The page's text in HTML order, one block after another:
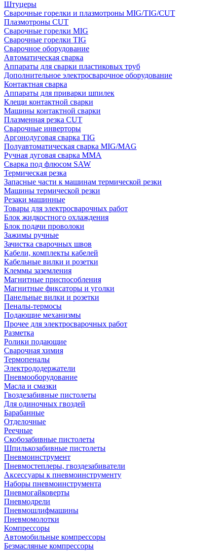
Штуцеры
Сварочные горелки и плазмотроны MIG/TIG/CUT
Плазмотроны CUT
Сварочные горелки MIG
Сварочные горелки TIG
Сварочное оборудование
Автоматическая сварка
Аппараты для сварки пластиковых труб
Дополнительное электросварочное оборудование
Контактная сварка
Аппараты для приварки шпилек
Клещи контактной сварки
Машины контактной сварки
Плазменная резка CUT
Сварочные инверторы
Аргонодуговая сварка TIG
Полуавтоматическая сварка MIG/MAG
Ручная дуговая сварка MMA
Сварка под флюсом SAW
Термическая резка
Запасные части к машинам термической резки
Машины термической резки
Резаки машинные
Товары для электросварочных работ
Блок жидкостного охлаждения
Блок подачи проволоки
Зажимы ручные
Зачистка сварочных швов
Кабели, комплекты кабелей
Кабельные вилки и розетки
Клеммы заземления
Магнитные приспособления
Магнитные фиксаторы и уголки
Панельные вилки и розетки
Пеналы-термосы
Подающие механизмы
Прочее для электросварочных работ
Разметка
Ролики подающие
Сварочная химия
Термопеналы
Электрододержатели
Пневмооборудование
Масла и смазки
Гвоздезабивные пистолеты
Для одиночных гвоздей
Барабанные
Отделочные
Реечные
Скобозабивные пистолеты
Шпилькозабивные пистолеты
Пневмоинструмент
Пневмостеплеры, гвоздезабиватели
Аксессуары к пневмоинструменту
Наборы пневмоинструмента
Пневмогайковерты
Пневмодрели
Пневмошлифмашины
Пневмомолотки
Компрессоры
Автомобильные компрессоры
Безмасляные компрессоры